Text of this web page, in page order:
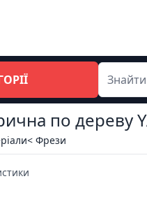
по дереву
< Фрези